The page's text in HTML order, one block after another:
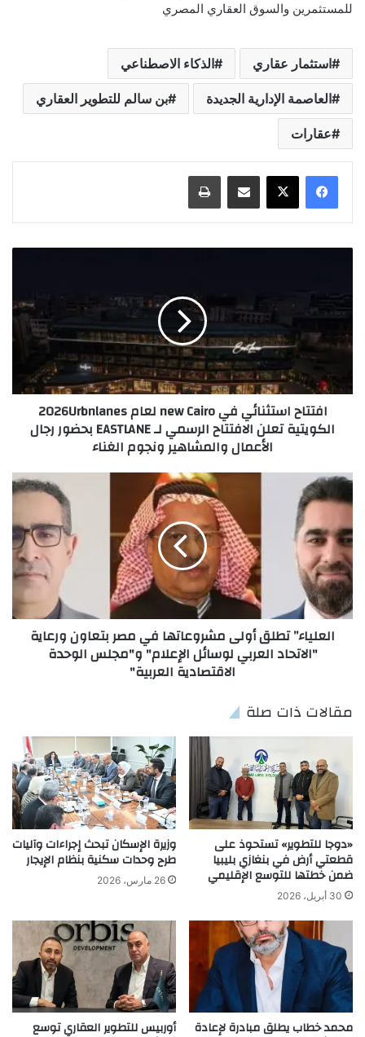
للمستثمرين والسوق العقاري المصري
استثمار عقاري الذكاء الاصطناعي
العاصمة الإدارية الجديدة بن سالم للتطوير العقاري
عقارات
مشاركة عبر البريد طباعة
افتتاح استثنائي في new Cairo لعام 2026Urbnlanes
الكويتية تعلن الافتتاح الرسمي لـ EASTLANE بحضور رجال
الأعمال والمشاهير ونجوم الغناء
العلياء” تطلق أولى مشروعاتها في مصر بتعاون ورعاية
"الاتحاد العربي لوسائل الإعلام" و"مجلس الوحدة
الاقتصادية العربية"
مقالات ذات صلة
«دوجا للتطوير» تستحوذ على
قطعتي أرض في بنغازي بليبيا
ضمن خطتها للتوسع الإقليمي
30 أبريل، 2026
وزيرة الإسكان تبحث إجراءات وآليات
طرح وحدات سكنية بنظام الإيجار
26 مارس، 2026
محمد خطاب يطلق مبادرة لإعادة أوربيس للتطوير العقاري توسع